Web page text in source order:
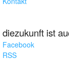
diezukunft ist
Facebook
RSS